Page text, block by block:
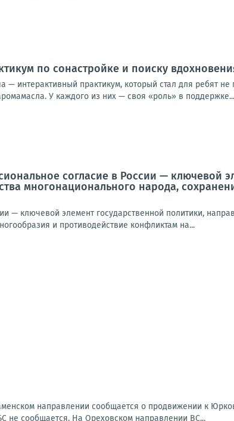
по сонастройке и поиску
интерактивный практикум, который стал для ребят
У каждого из них — своя «роль» в поддержке...
согласие в России — ключевой
многонационального народа,
— ключевой элемент государственной политики,
и противодействие конфликтам на...
направлении сообщается о продвижении к
не сообщается. На Ореховском направлении ВС...